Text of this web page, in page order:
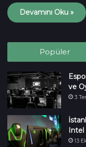
Devamını Oku »
Popüler
ve
3
Intel
13